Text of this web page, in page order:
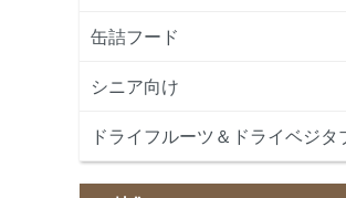
缶詰フード
シニア向け
ドライフルーツ＆ドライベジタ